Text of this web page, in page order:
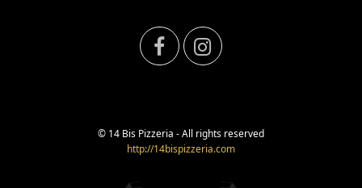
F
e
t
© 14 Bis Pizzeria - All rights reserved
http://14bispizzeria.com